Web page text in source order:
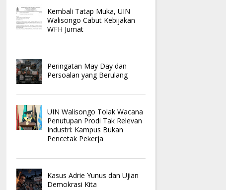
Kembali Tatap Muka, UIN
Walisongo Cabut Kebijakan
WFH Jumat
Peringatan May Day dan
Persoalan yang Berulang
UIN Walisongo Tolak Wacana
Penutupan Prodi Tak Relevan
Industri: Kampus Bukan
Pencetak Pekerja
Kasus Adrie Yunus dan Ujian
Demokrasi Kita